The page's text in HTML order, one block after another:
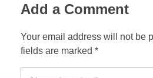
Add a Comment
Your email address will not be
fields are marked *